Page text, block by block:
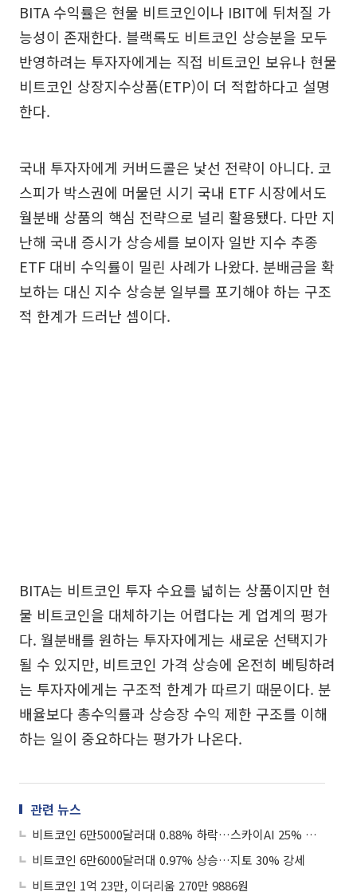
BITA 수익률은 현물 비트코인이나 IBIT에 뒤처질 가
능성이 존재한다. 블랙록도 비트코인 상승분을 모두
반영하려는 투자자에게는 직접 비트코인 보유나 현물
비트코인 상장지수상품(ETP)이 더 적합하다고 설명
한다.
국내 투자자에게 커버드콜은 낯선 전략이 아니다. 코
스피가 박스권에 머물던 시기 국내 ETF 시장에서도
월분배 상품의 핵심 전략으로 널리 활용됐다. 다만 지
난해 국내 증시가 상승세를 보이자 일반 지수 추종
ETF 대비 수익률이 밀린 사례가 나왔다. 분배금을 확
보하는 대신 지수 상승분 일부를 포기해야 하는 구조
적 한계가 드러난 셈이다.
BITA는 비트코인 투자 수요를 넓히는 상품이지만 현
물 비트코인을 대체하기는 어렵다는 게 업계의 평가
다. 월분배를 원하는 투자자에게는 새로운 선택지가
될 수 있지만, 비트코인 가격 상승에 온전히 베팅하려
는 투자자에게는 구조적 한계가 따르기 때문이다. 분
배율보다 총수익률과 상승장 수익 제한 구조를 이해
하는 일이 중요하다는 평가가 나온다.
관련 뉴스
비트코인 6만5000달러대 0.88% 하락…스카이AI 25% 강세
비트코인 6만6000달러대 0.97% 상승…지토 30% 강세
비트코인 1억 23만, 이더리움 270만 9886원